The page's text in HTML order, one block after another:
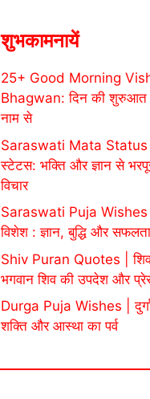
शुभकामनायें
25+ Good Morning
Bhagwan: दिन की शुरुआत
नाम से
Saraswati Mata Status |
स्टेटस: भक्ति और ज्ञान से
विचार
Saraswati Puja Wishes
विशेश : ज्ञान, बुद्धि और
Shiv Puran Quotes |
भगवान शिव की उपदेश और
Durga Puja Wishes |
शक्ति और आस्था का पर्व